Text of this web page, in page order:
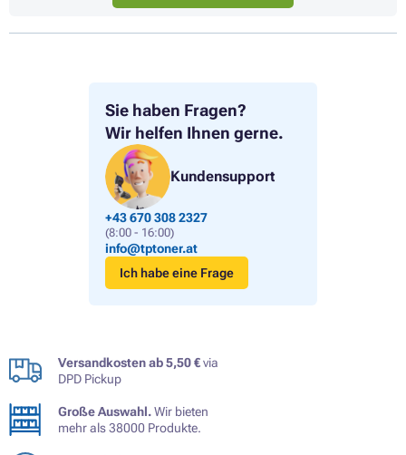
Sie haben Fragen?
Wir helfen Ihnen gerne.
Kundensupport
+43 670 308 2327
(8:00 - 16:00)
info@tptoner.at
Ich habe eine Frage
Versandkosten ab 5,50 €via
DPD Pickup
Große Auswahl.Wir bieten
mehr als 38000 Produkte.